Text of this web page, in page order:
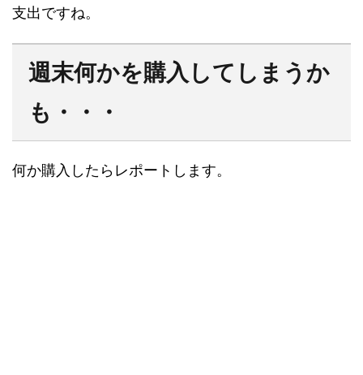
支出ですね。
週末何かを購入してしまうか
も・・・
何か購入したらレポートします。